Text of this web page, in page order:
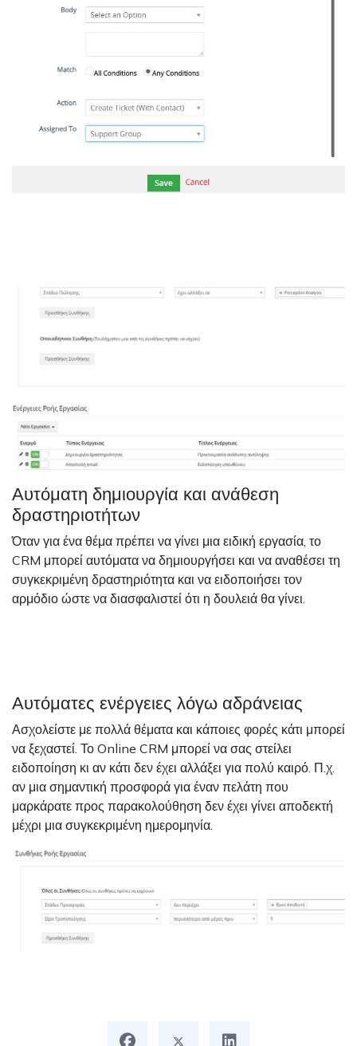
Αυτόματη δημιουργία και ανάθεση
δραστηριοτήτων
Όταν για ένα θέμα πρέπει να γίνει μια ειδική εργασία, το
CRM μπορεί αυτόματα να δημιουργήσει και να αναθέσει τη
συγκεκριμένη δραστηριότητα και να ειδοποιήσει τον
αρμόδιο ώστε να διασφαλιστεί ότι η δουλειά θα γίνει.
Αυτόματες ενέργειες λόγω αδράνειας
Ασχολείστε με πολλά θέματα και κάποιες φορές κάτι μπορεί
να ξεχαστεί. Το Online CRM μπορεί να σας στείλει
ειδοποίηση κι αν κάτι δεν έχει αλλάξει για πολύ καιρό. Π.χ.
αν μια σημαντική προσφορά για έναν πελάτη που
μαρκάρατε προς παρακολούθηση δεν έχει γίνει αποδεκτή
μέχρι μια συγκεκριμένη ημερομηνία.